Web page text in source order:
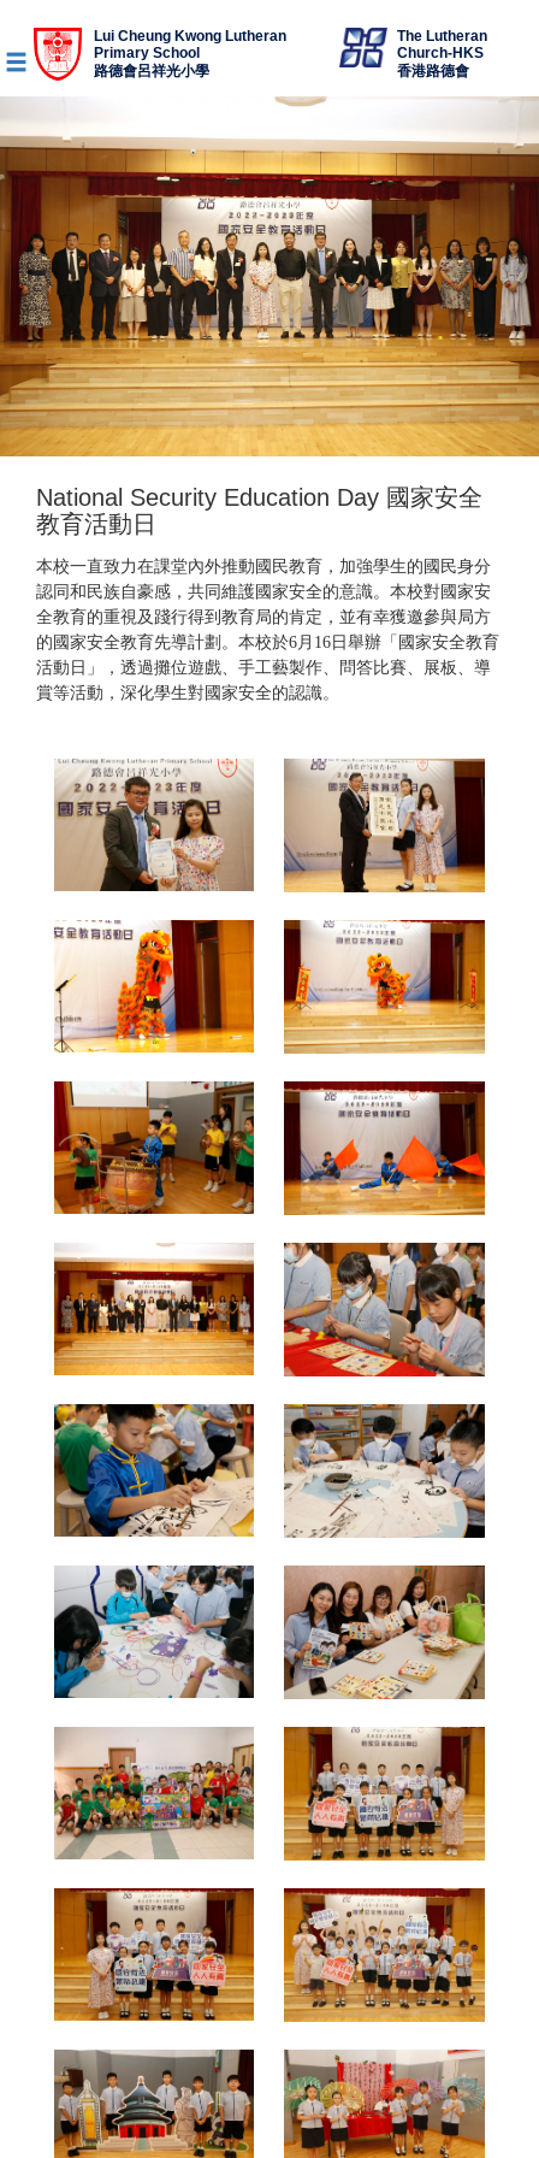
Lui Cheung Kwong Lutheran
Primary School
路德會呂祥光小學
The Lutheran
Church-HKS
香港路德會
National Security Education Day 國家安全
教育活動日
本校一直致力在課堂內外推動國民教育，加強學生的國民身分
認同和民族自豪感，共同維護國家安全的意識。本校對國家安
全教育的重視及踐行得到教育局的肯定，並有幸獲邀參與局方
的國家安全教育先導計劃。本校於6月16日舉辦「國家安全教育
活動日」，透過攤位遊戲、手工藝製作、問答比賽、展板、導
賞等活動，深化學生對國家安全的認識。